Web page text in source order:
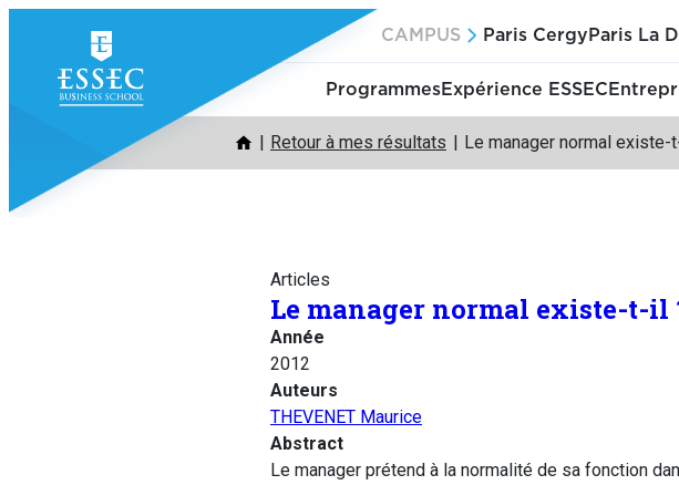
contenu
CAMPUS Paris Cergy Paris La
ProgrammesExpérience ESSEC
Retour à mes résultats Le manager normal existe-
Articles
Le manager normal existe-t-il
Année
2012
Auteurs
THEVENET Maurice
Abstract
Le manager prétend à la normalité de sa fonction